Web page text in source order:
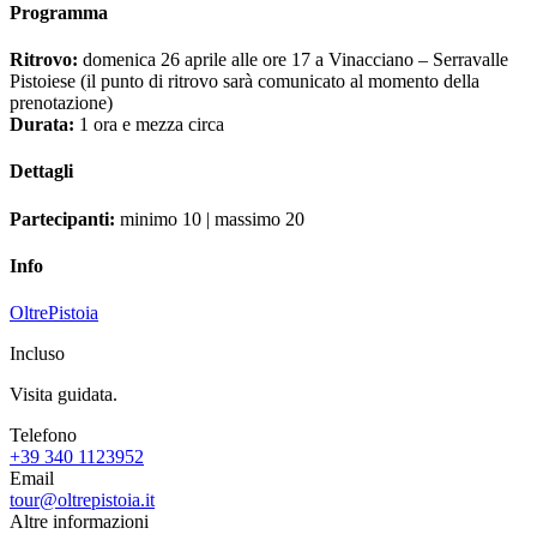
Programma
Ritrovo: domenica 26 aprile alle ore 17 a Vinacciano – Serravalle
Pistoiese (il punto di ritrovo sarà comunicato al momento della
prenotazione)
Durata: 1 ora e mezza circa
Dettagli
Partecipanti: minimo 10 | massimo 20
Info
OltrePistoia
Incluso
Visita guidata.
Telefono
+39 340 1123952
Email
tour@oltrepistoia.it
Altre informazioni